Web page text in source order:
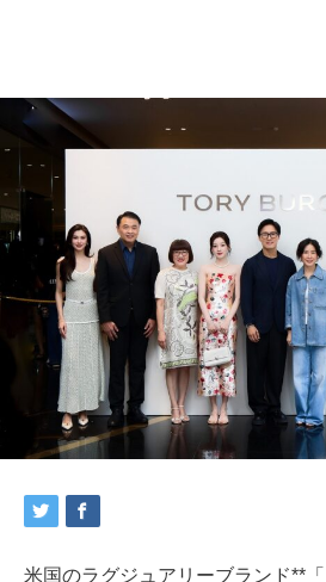
米国のラグジュアリーブランド**